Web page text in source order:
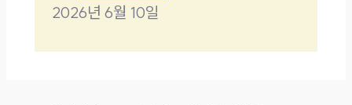
2026년 6월 10일